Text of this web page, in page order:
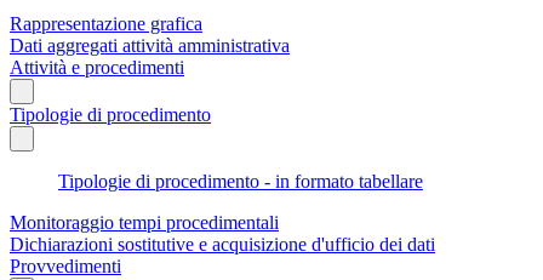
Rappresentazione grafica
Dati aggregati attività amministrativa
Attività e procedimenti
Tipologie di procedimento
Tipologie di procedimento - in formato tabellare
Monitoraggio tempi procedimentali
Dichiarazioni sostitutive e acquisizione d'ufficio dei dati
Provvedimenti